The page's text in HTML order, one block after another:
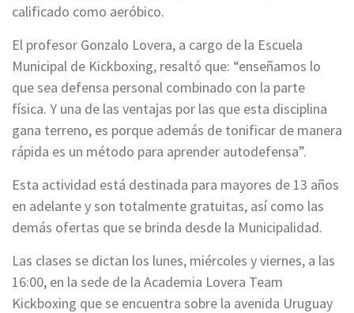
calificado como aeróbico.
El profesor Gonzalo Lovera, a cargo de la Escuela
Municipal de Kickboxing, resaltó que: “enseñamos lo
que sea defensa personal combinado con la parte
física. Y una de las ventajas por las que esta disciplina
gana terreno, es porque además de tonificar de manera
rápida es un método para aprender autodefensa”.
Esta actividad está destinada para mayores de 13 años
en adelante y son totalmente gratuitas, así como las
demás ofertas que se brinda desde la Municipalidad.
Las clases se dictan los lunes, miércoles y viernes, a las
16:00, en la sede de la Academia Lovera Team
Kickboxing que se encuentra sobre la avenida Uruguay